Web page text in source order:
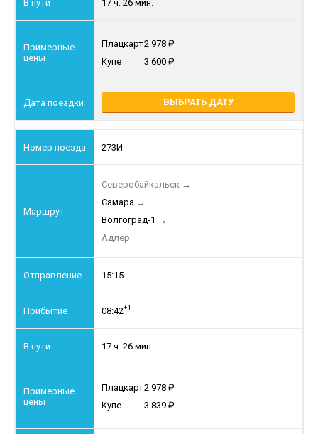
17 ч. 26 мин.
Плацкарт2 978
Купе
3 600
ВЫБРАТЬ ДАТУ
273И
Северобайкальск →
Самара →
Волгоград-1 →
Адлер
15:15
08:42+1
17 ч. 26 мин.
Плацкарт2 978
Купе
3 839